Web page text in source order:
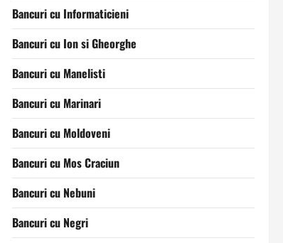
Bancuri cu Informaticieni
Bancuri cu Ion si Gheorghe
Bancuri cu Manelisti
Bancuri cu Marinari
Bancuri cu Moldoveni
Bancuri cu Mos Craciun
Bancuri cu Nebuni
Bancuri cu Negri